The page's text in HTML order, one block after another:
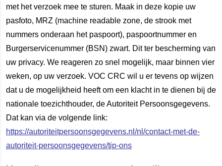
met het verzoek mee te sturen. Maak in deze kopie uw
pasfoto, MRZ (machine readable zone, de strook met
nummers onderaan het paspoort), paspoortnummer en
Burgerservicenummer (BSN) zwart. Dit ter bescherming van
uw privacy. We reageren zo snel mogelijk, maar binnen vier
weken, op uw verzoek. VOC CRC wil u er tevens op wijzen
dat u de mogelijkheid heeft om een klacht in te dienen bij de
nationale toezichthouder, de Autoriteit Persoonsgegevens.
Dat kan via de volgende link:
https://autoriteitpersoonsgegevens.nl/nl/contact-met-de-
autoriteit-persoonsgegevens/tip-ons